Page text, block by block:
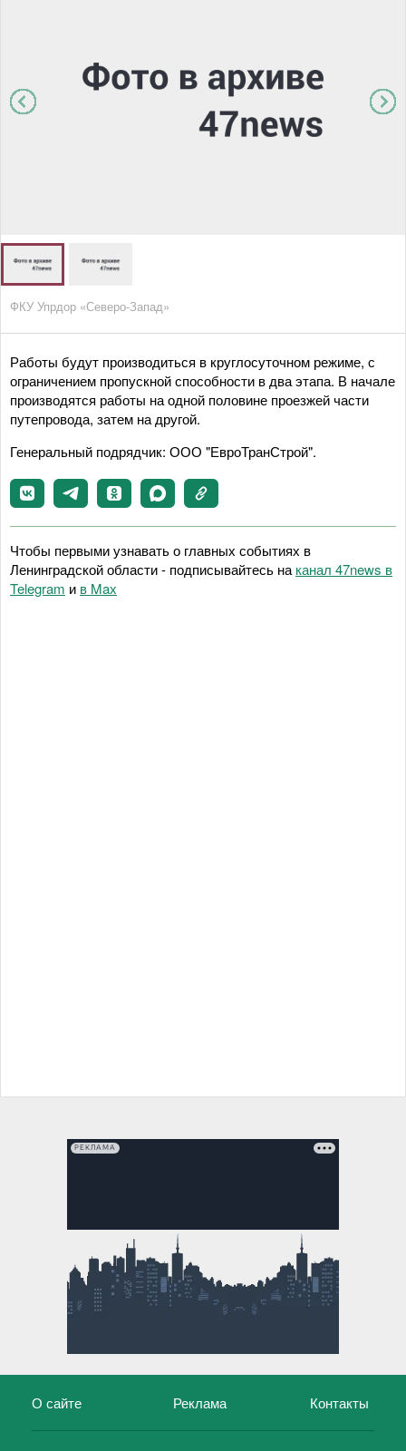
ФКУ Упрдор «Северо-Запад»
Работы будут производиться в круглосуточном режиме, с
ограничением пропускной способности в два этапа. В начале
производятся работы на одной половине проезжей части
путепровода, затем на другой.
Генеральный подрядчик: ООО "ЕвроТранСтрой".
Чтобы первыми узнавать о главных событиях в
Ленинградской области - подписывайтесь на канал 47news в
Telegram и в Maх
РЕКЛАМА
О сайте Реклама Контакты